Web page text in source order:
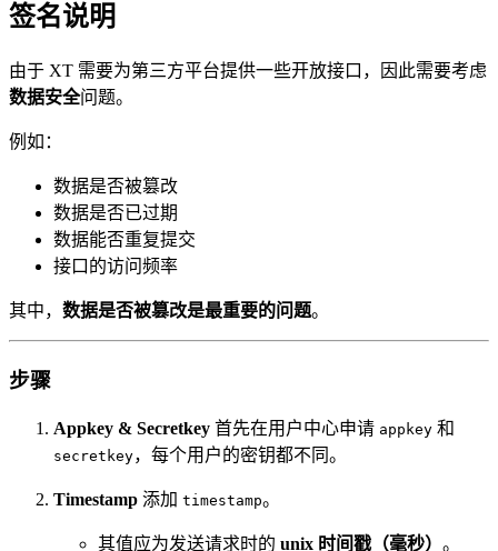
签名说明
由于 XT 需要为第三方平台提供一些开放接口，因此需要考虑
数据安全问题。
例如：
数据是否被篡改
数据是否已过期
数据能否重复提交
接口的访问频率
其中， 数据是否被篡改是最重要的问题。
步骤
Appkey & Secretkey 首先在用户中心申请 appkey 和
secretkey，每个用户的密钥都不同。
Timestamp 添加 timestamp。
其值应为发送请求时的 unix 时间戳（毫秒） 。